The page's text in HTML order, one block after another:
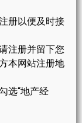
册以便及时接
注册并留下您
本网站注册地
选“地产经